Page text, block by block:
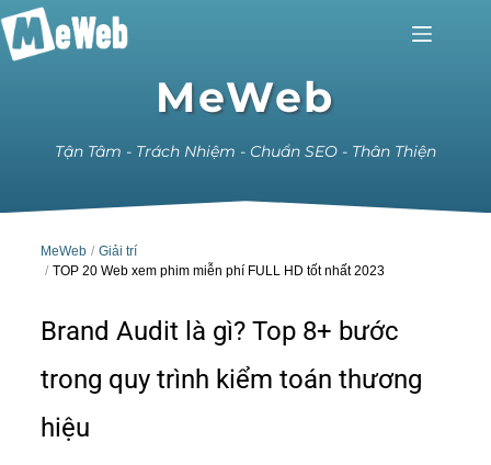
MeWeb
Tận Tâm - Trách Nhiệm - Chuẩn SEO - Thân Thiện
MeWeb
Giải trí
TOP 20 Web xem phim miễn phí FULL HD tốt nhất 2023
Brand Audit là gì? Top 8+ bước
trong quy trình kiểm toán thương
hiệu